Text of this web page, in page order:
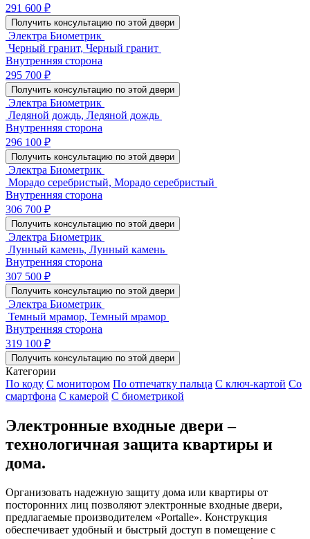
291 600 ₽
Получить консультацию по этой двери
Электра Биометрик
Черный гранит, Черный гранит
Внутренняя сторона
295 700 ₽
Получить консультацию по этой двери
Электра Биометрик
Ледяной дождь, Ледяной дождь
Внутренняя сторона
296 100 ₽
Получить консультацию по этой двери
Электра Биометрик
Морадо серебристый, Морадо серебристый
Внутренняя сторона
306 700 ₽
Получить консультацию по этой двери
Электра Биометрик
Лунный камень, Лунный камень
Внутренняя сторона
307 500 ₽
Получить консультацию по этой двери
Электра Биометрик
Темный мрамор, Темный мрамор
Внутренняя сторона
319 100 ₽
Получить консультацию по этой двери
Категории
По коду С монитором По отпечатку пальца С ключ-картой Со
смартфона С камерой С биометрикой
Электронные входные двери ‒
технологичная защита квартиры и
дома.
Организовать надежную защиту дома или квартиры от
посторонних лиц позволяют электронные входные двери,
предлагаемые производителем «Portalle». Конструкция
обеспечивает удобный и быстрый доступ в помещение с